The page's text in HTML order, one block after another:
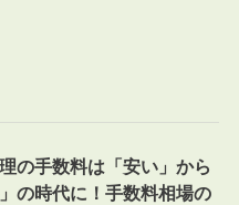
の手数料は「安い」から
」の時代に！手数料相場の